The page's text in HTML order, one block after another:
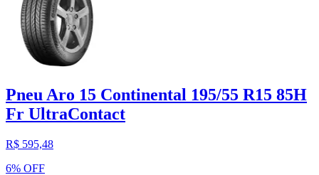
Pneu Aro 15 Continental 195/55 R15 85H
Fr UltraContact
R$ 595,48
6% OFF